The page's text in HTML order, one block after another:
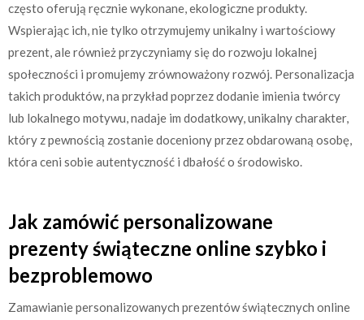
często oferują ręcznie wykonane, ekologiczne produkty.
Wspierając ich, nie tylko otrzymujemy unikalny i wartościowy
prezent, ale również przyczyniamy się do rozwoju lokalnej
społeczności i promujemy zrównoważony rozwój. Personalizacja
takich produktów, na przykład poprzez dodanie imienia twórcy
lub lokalnego motywu, nadaje im dodatkowy, unikalny charakter,
który z pewnością zostanie doceniony przez obdarowaną osobę,
która ceni sobie autentyczność i dbałość o środowisko.
Jak zamówić personalizowane
prezenty świąteczne online szybko i
bezproblemowo
Zamawianie personalizowanych prezentów świątecznych online